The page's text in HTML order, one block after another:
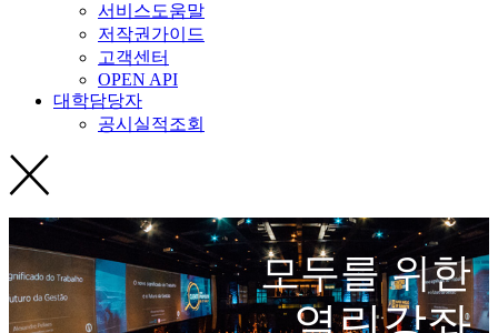
서비스도움말
저작권가이드
고객센터
OPEN API
대학담당자
공시실적조회
모두를 위한